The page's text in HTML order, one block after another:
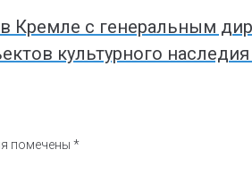
Кремле с генеральным
культурного наследия
помечены *